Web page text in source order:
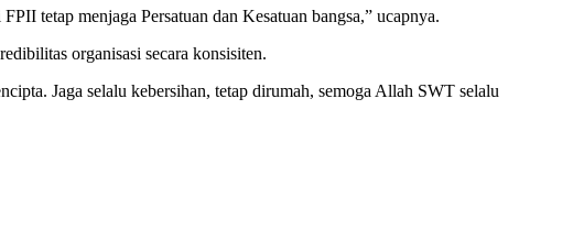
tetap menjaga Persatuan dan Kesatuan bangsa,” ucapnya.
organisasi secara konsisiten.
Jaga selalu kebersihan, tetap dirumah, semoga Allah SWT selalu